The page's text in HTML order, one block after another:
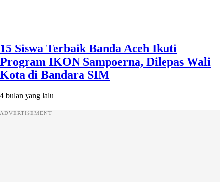
15 Siswa Terbaik Banda Aceh Ikuti
Program IKON Sampoerna, Dilepas Wali
Kota di Bandara SIM
4 bulan yang lalu
ADVERTISEMENT